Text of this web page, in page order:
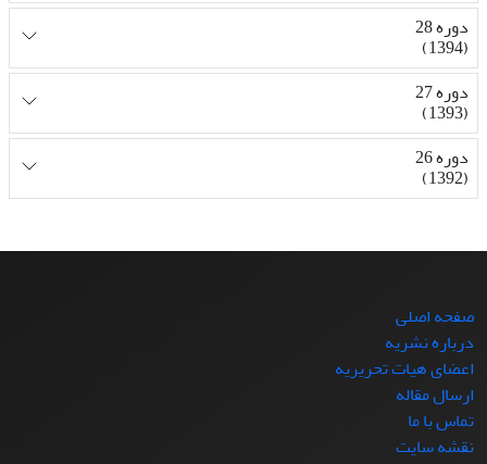
دوره 28
(1394)
دوره 27
(1393)
دوره 26
(1392)
صفحه اصلی
درباره نشریه
اعضای هیات تحریریه
ارسال مقاله
تماس با ما
نقشه سایت